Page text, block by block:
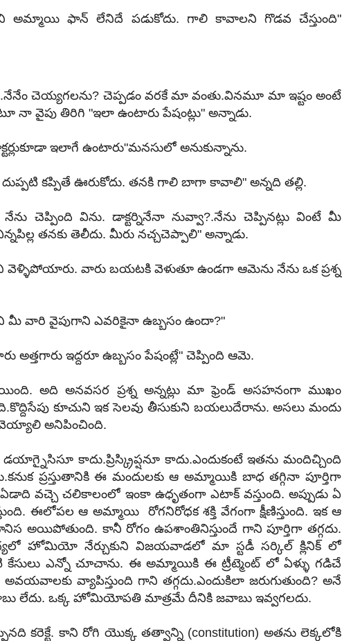
అమ్మాయి ఫాన్ లేనిదే పడుకోదు. గాలి కావాలని గొడవ చేస్తుంది"
చెయ్యగలను? చెప్పడం వరకే మా వంతు.వినమూ మా ఇష్టం అంటే
నా వైపు తిరిగి "ఇలా ఉంటారు పేషంట్లు" అన్నాడు.
ఇలాగే ఉంటారు"మనసులో అనుకున్నాను.
కప్పితే ఊరుకోదు. తనకి గాలి బాగా కావాలి" అన్నది తల్లి.
చెప్పింది విను. డాక్టర్నినేనా నువ్వా?.నేను చెప్పినట్లు వింటే మీ
తనకు తెలీదు. మీరు నచ్చచెప్పాలి" అన్నాడు.
వెళ్ళిపోయారు. వారు బయటకి వెళుతూ ఉండగా ఆమెను నేను ఒక ప్రశ్న
మీ వారి వైపుగాని ఎవరికైనా ఉబ్బసం ఉందా?"
ఇద్దరూ ఉబ్బసం పేషంట్లే" చెప్పింది ఆమె.
అది అనవసర ప్రశ్న అన్నట్లు మా ఫ్రెండ్ అసహనంగా ముఖం
కూచుని ఇక సెలవు తీసుకుని బయలుదేరాను. అసలు మందు
వెయ్యాలి అనిపించింది.
కాదు.ప్రిస్క్రిప్షనూ కాదు.ఎందుకంటే ఇతను మందిచ్చింది
ప్రస్తుతానికి ఈ మందులకు ఆ అమ్మాయికి బాధ తగ్గినా పూర్తిగా
వచ్చె చలికాలంలో ఇంకా ఉధృతంగా ఎటాక్ వస్తుంది. అప్పుడు ఏ
ఈలోపల ఆ అమ్మాయి రోగనిరోధక శక్తి వేగంగా క్షీణిస్తుంది. ఇక ఆ
అయిపోతుంది. కానీ రోగం ఉపశాంతినిస్తుందే గాని పూర్తిగా తగ్గదు.
హోమియో నేర్చుకుని విజయవాడలో మా స్టడీ సర్కిల్ క్లినిక్ లో
కేసులు ఎన్నో చూచాను. ఈ అమ్మాయికి ఈ ట్రీట్మెంట్ లో ఏళ్ళు గడిచే
వ్యాపిస్తుంది గాని తగ్గదు.ఎందుకిలా జరుగుతుంది? అనే
లేదు. ఒక్క హోమియోపతి మాత్రమే దీనికి జవాబు ఇవ్వగలదు.
కరెక్టే. కాని రోగి యొక్క తత్వాన్ని (constitution) అతను లెక్కలోకి